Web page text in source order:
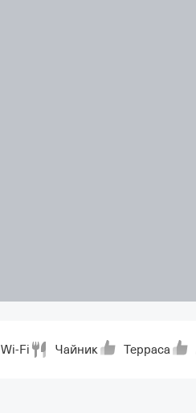
Wi-Fi Чайник Терраса